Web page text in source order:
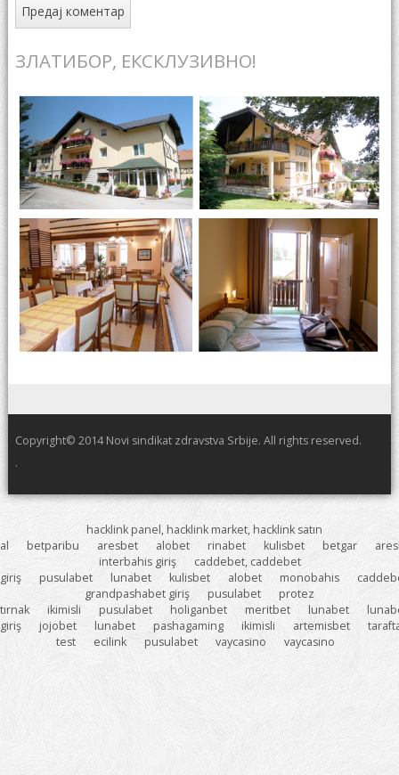
ЗЛАТИБОР, ЕКСКЛУЗИВНО!
Copyright© 2014 Novi sindikat zdravstva Srbije. All rights reserved.
.
hacklink panel, hacklink market, hacklink satın
al
betparibu aresbet alobet rinabet kulisbet betgar
interbahis giriş
caddebet, caddebet
giriş
pusulabet lunabet kulisbet alobet monobahis
grandpashabet giriş
pusulabet
protez
tırnak
ikimisli pusulabet holiganbet meritbet lunabet
giriş
jojobet lunabet pashagaming ikimisli artemisbet
test
ecilink pusulabet vaycasino vaycasino